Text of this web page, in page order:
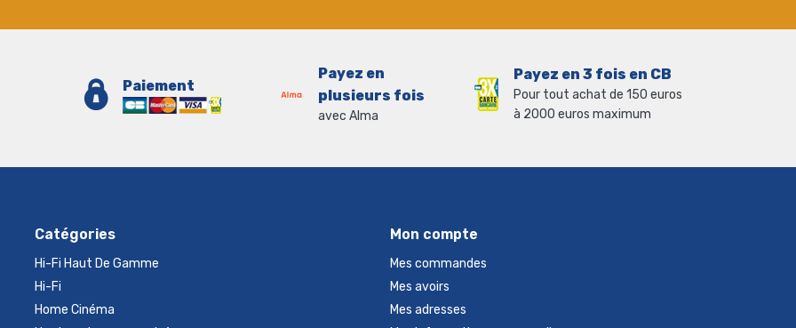
Paiement
Payez en
plusieurs fois
avec Alma
Payez en 3 fois en CB
Pour tout achat de 150 euros
à 2000 euros maximum
Catégories
Hi-Fi Haut De Gamme
Hi-Fi
Home Cinéma
Mon compte
Mes commandes
Mes avoirs
Mes adresses